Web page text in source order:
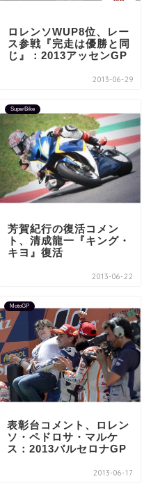
ロレンソWUP8位、レー
ス参戦『完走は優勝と同
じ』：2013アッセンGP
2013-06-29
SuperBike
芳賀紀行の復活コメン
ト、清成龍一『キング・
キヨ』復活
2013-06-22
MotoGP
表彰台コメント、ロレン
ソ・ペドロサ・マルケ
ス：2013バルセロナGP
2013-06-17